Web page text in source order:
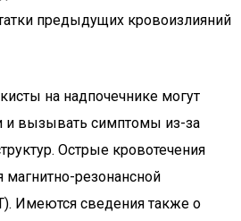
предыдущих кровоизлияний
на надпочечнике могут
и вызывать симптомы из-за
Острые кровотечения
магнитно-резонансной
Имеются сведения также о